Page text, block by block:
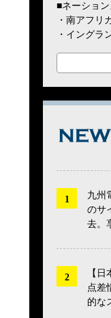
■ネーショ
・南アフリ
・イングラ
九州
のサ
去。
【
点差
的な